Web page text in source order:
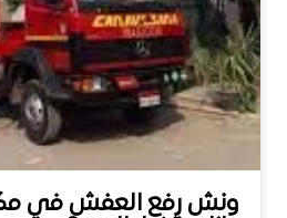
ونش رفع العفش في